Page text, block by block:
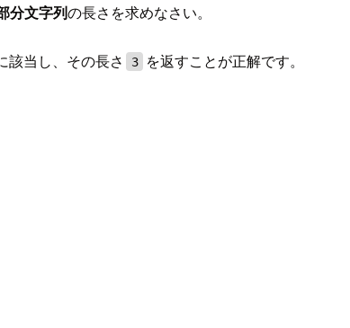
分文字列の長さを求めなさい。
該当し、その長さ 3 を返すことが正解です。